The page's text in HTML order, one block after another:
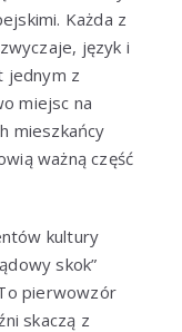
Każda z
język i
jednym z
miejsc na
mieszkańcy
ważną część
kultury
skok”
pierwowzór
skaczą z